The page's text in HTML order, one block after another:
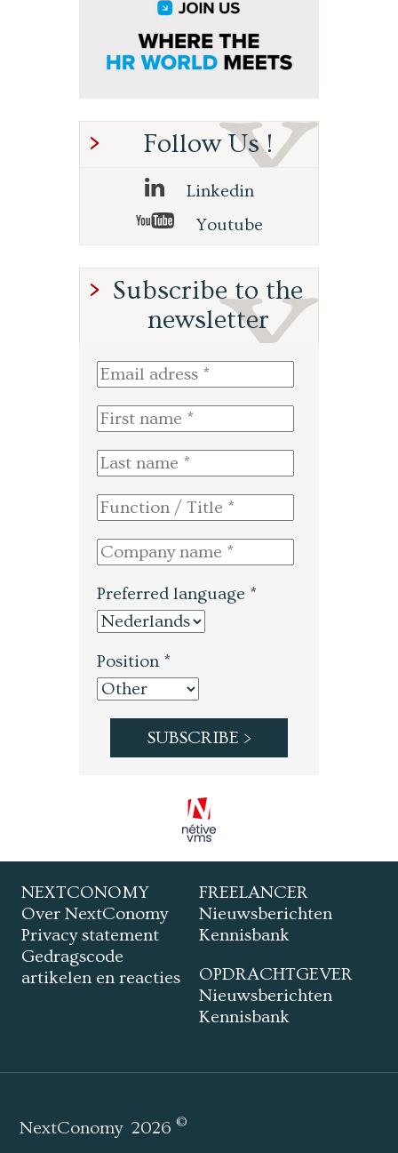
Follow Us !
Linkedin
Youtube
Subscribe to the
newsletter
Preferred language *
Position *
NEXTCONOMY
Over NextConomy
Privacy statement
Gedragscode
artikelen en reacties
FREELANCER
Nieuwsberichten
Kennisbank
OPDRACHTGEVER
Nieuwsberichten
Kennisbank
NextConomy 2026©